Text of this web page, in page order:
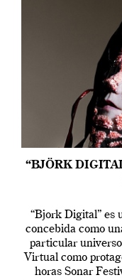
“BJÖRK
“Bjork Digital” es
concebida como
particular
Virtual como
horas Sonar